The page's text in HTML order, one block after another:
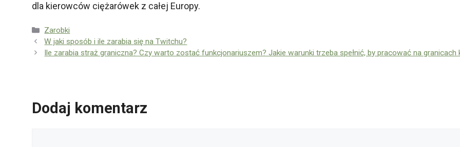
dla kierowców ciężarówek z całej Europy.
Kategorie
Zarobki
W jaki sposób i ile zarabia się na Twitchu?
Ile zarabia straż graniczna? Czy warto zostać funkcjonariuszem? Jakie warunki trzeba spełnić, by pracować na granicach
Dodaj komentarz